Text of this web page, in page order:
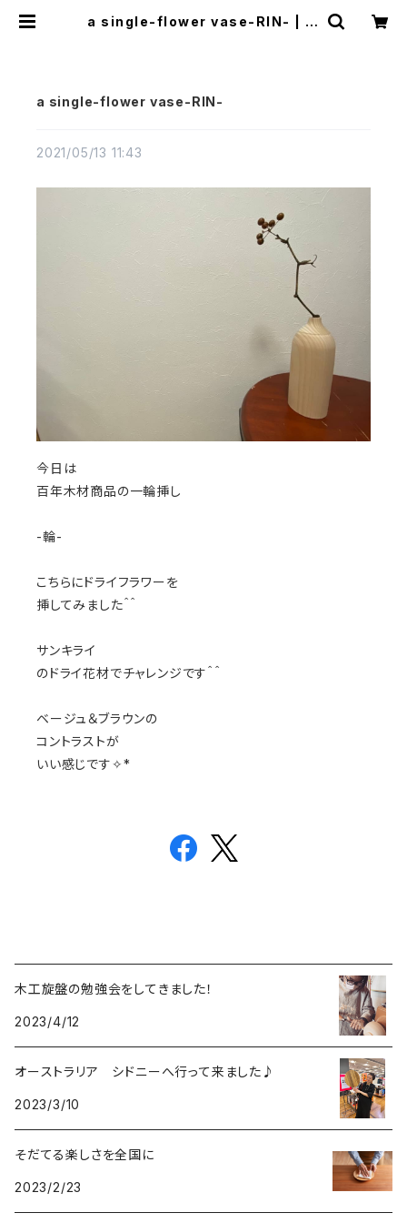
a single-flower vase-RIN- | 百
a single-flower vase-RIN-
2021/05/13 11:43
今日は
百年木材商品の一輪挿し
-輪-
こちらにドライフラワーを
挿してみました＾＾
サンキライ
のドライ花材でチャレンジです＾＾
ベージュ＆ブラウンの
コントラストが
いい感じです✧*
木工旋盤の勉強会をしてきました！
2023/4/12
オーストラリア シドニーへ行って来ました♪
2023/3/10
そだてる楽しさを全国に
2023/2/23